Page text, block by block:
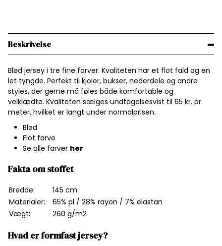
Beskrivelse
Blød jersey i tre fine farver. Kvaliteten har et flot fald og en
let tyngde. Perfekt til kjoler, bukser, nederdele og andre
styles, der gerne må føles både komfortable og
velklædte. Kvaliteten sælges undtagelsesvist til 65 kr. pr.
meter, hvilket er langt under normalprisen.
Blød
Flot farve
Se alle farver her
Fakta om stoffet
Bredde:
145 cm
Materialer:
65% pl / 28% rayon / 7% elastan
Vægt:
260 g/m2
Hvad er formfast jersey?